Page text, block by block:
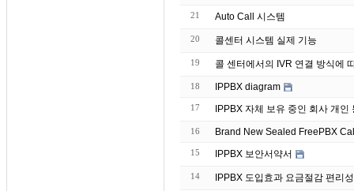
21 Auto Call 시스템
20 콜센터 시스템 실제 기능
19 콜 센터에서의 IVR 연결 방식에
18 IPPBX diagram
17 IPPBX 자체 보유 중인 회사
16
15 IPPBX 보안서약서
14 IPPBX 도입효과 요금절감 편리성